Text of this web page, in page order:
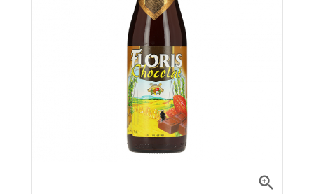
Nos Bières
Nos Fûts De Bière
Nos Spiritueux
Nos Boxes
